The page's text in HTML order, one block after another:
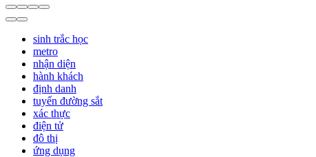
sinh trắc học
metro
nhận diện
hành khách
định danh
tuyến đường sắt
xác thực
điện tử
đô thị
ứng dụng